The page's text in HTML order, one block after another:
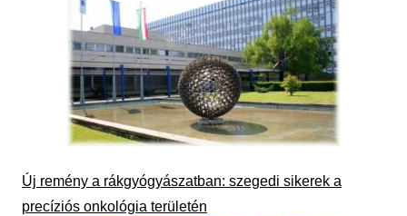
Új remény a rákgyógyászatban: szegedi sikerek a
precíziós onkológia területén